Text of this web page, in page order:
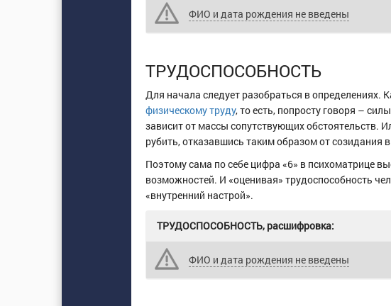
ФИО и дата рождения не введены
ТРУДОСПОСОБНОСТЬ
Для начала следует разобраться в определениях.
физическому труду, то есть, попросту говоря –
зависит от массы сопутствующих обстоятельств.
рубить, отказавшись таким образом от созидания
Поэтому сама по себе цифра «6» в психоматрице
возможностей. И «оценивая» трудоспособность
«внутренний настрой».
ТРУДОСПОСОБНОСТЬ, расшифровка:
ФИО и дата рождения не введены